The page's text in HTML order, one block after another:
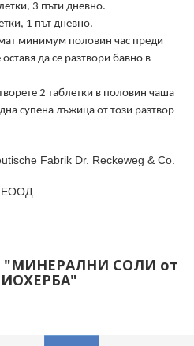
3 пъти дневно.
1 път дневно.
минимум половин час преди
да се разтвори бавно в
2 таблетки в половин чаша
супена лъжица от този разтвор
Fabrik Dr. Reckeweg & Co.
ЕООД
"МИНЕРАЛНИ СОЛИ от